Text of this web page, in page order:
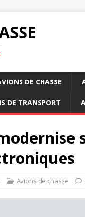
DE CHASSE
DE TRANSPORT
Avions de chasse